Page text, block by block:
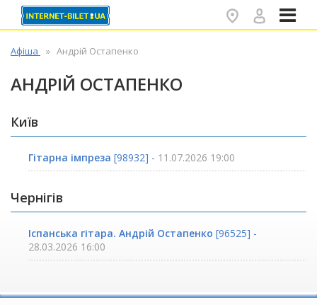
Афіша Андрій Остапенко
АНДРІЙ ОСТАПЕНКО
Київ
Гітарна імпреза [98932] - 11.07.2026 19:00
Чернігів
Іспанська гітара. Андрій Остапенко [96525] -
28.03.2026 16:00